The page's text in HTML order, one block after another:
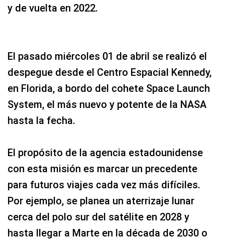
y de vuelta en 2022.
El pasado miércoles 01 de abril se realizó el
despegue desde el Centro Espacial Kennedy,
en Florida, a bordo del cohete Space Launch
System, el más nuevo y potente de la NASA
hasta la fecha.
El propósito de la agencia estadounidense
con esta misión es marcar un precedente
para futuros viajes cada vez más difíciles.
Por ejemplo, se planea un aterrizaje lunar
cerca del polo sur del satélite en 2028 y
hasta llegar a Marte en la década de 2030 o